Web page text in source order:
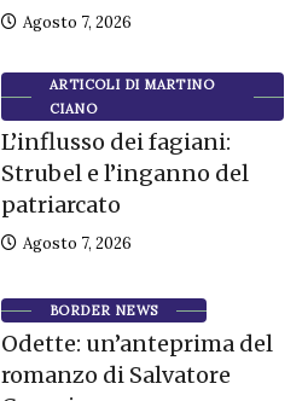
Agosto 7, 2026
ARTICOLI DI MARTINO
CIANO
L’influsso dei fagiani:
Strubel e l’inganno del
patriarcato
Agosto 7, 2026
BORDER NEWS
Odette: un’anteprima del
romanzo di Salvatore